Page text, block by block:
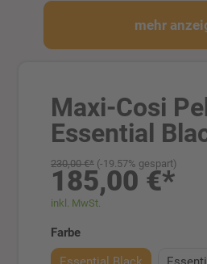
mehr
Maxi-Cosi
Essential
230,00 €* (-19.57% gespart)
185,00 €*
inkl. MwSt.
Farbeauswählen